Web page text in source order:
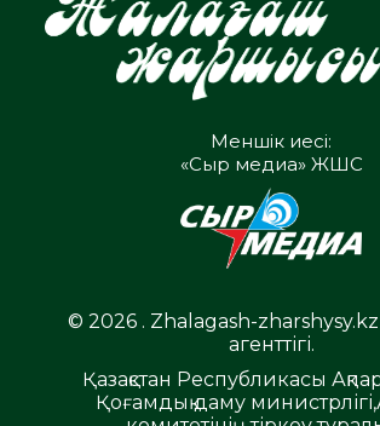
Меншік иесі:
«Сыр медиа» ЖШС
© 2026 . Zhalagash-zharshysy.kz
агенттігі.
Қазақстан Республикасы
Қоғамдық даму